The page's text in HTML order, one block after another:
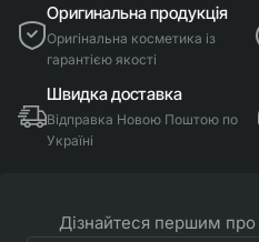
Оригинальна продукція
Оригінальна косметика із
гарантією якості
Швидка доставка
Відправка Новою Поштою по
Україні
Дізнайтеся першим